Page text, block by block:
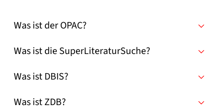
Was ist der OPAC?
Was ist die SuperLiteraturSuche?
Was ist DBIS?
Was ist ZDB?